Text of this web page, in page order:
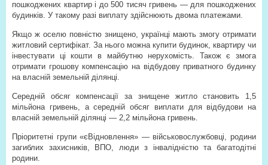
пошкоджених квартир і до 500 тисяч гривень — для пошкоджених
будинків. У такому разі виплату здійснюють двома платежами.
Якщо ж оселю повністю знищено, українці мають змогу отримати
житловий сертифікат. За нього можна купити будинок, квартиру чи
інвестувати ці кошти в майбутню нерухомість. Також є змога
отримати грошову компенсацію на відбудову приватного будинку
на власній земельній ділянці.
Середній обсяг компенсації за знищене житло становить 1,5
мільйона гривень, а середній обсяг виплати для відбудови на
власній земельній ділянці — 2,2 мільйона гривень.
Пріоритетні групи «єВідновлення» — військовослужбовці, родини
загиблих захисників, ВПО, люди з інвалідністю та багатодітні
родини.